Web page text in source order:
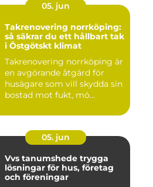
05. jun
Takrenovering norrköping:
så säkrar du ett hållbart tak
i Östgötskt klimat
Takrenovering norrköping är
en avgörande åtgärd för
husägare som vill skydda sin
bostad mot fukt, mö...
05. jun
Vvs tanumshede trygga
lösningar för hus, företag
och föreningar